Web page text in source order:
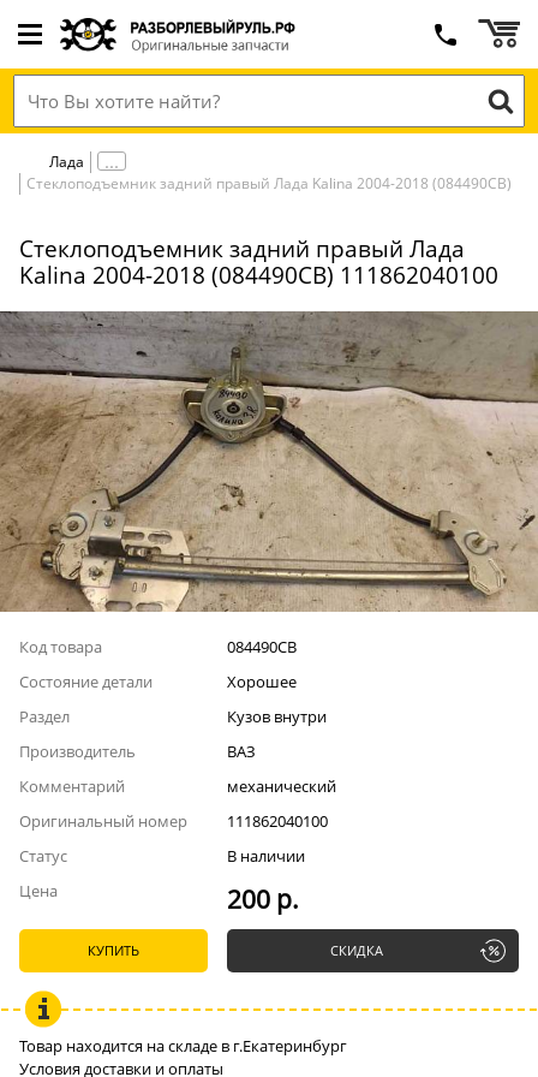
Лада
Стеклоподъемник задний правый Лада Kalina 2004-2018 (084490СВ)
Стеклоподъемник задний правый Лада
Kalina 2004-2018 (084490СВ) 111862040100
Код товара
084490СВ
Состояние детали
Хорошее
Раздел
Кузов внутри
Производитель
ВАЗ
Комментарий
механический
Оригинальный номер
111862040100
Статус
В наличии
Цена
200 р.
КУПИТЬ СКИДКА
Товар находится на складе в г.Екатеринбург
Условия доставки и оплаты